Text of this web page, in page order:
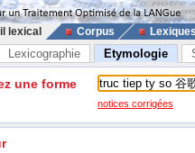
lexical Corpus
Lexicographie Etymologie
une forme
notices corrigées